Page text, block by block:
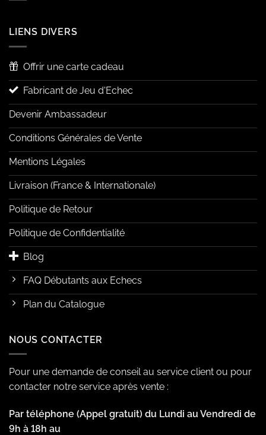
LIENS DIVERS
Offrir une carte cadeau
Fabricant de Jeu d'Echec
Devenir Ambassadeur
Conditions Générales de Vente
Mentions Légales
Livraison (France & Internationale)
Politique de Retour
Politique de Confidentialité
Blog
FAQ Débutants aux Echecs
Plan du Catalogue
NOUS CONTACTER
Pour une demande de conseil au service client ou pour
contacter notre service après vente :
Par téléphone (Appel gratuit) du Lundi au Vendredi de
9h à 18h au